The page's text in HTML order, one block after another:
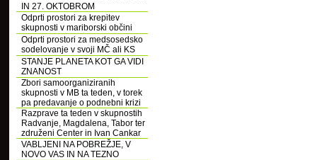
IN 27. OKTOBROM
Odprti prostori za krepitev
skupnosti v mariborski občini
Odprti prostori za medsosedsko
sodelovanje v svoji MČ ali KS
STANJE PLANETA KOT GA VIDI
ZNANOST
Zbori samoorganiziranih
skupnosti v MB ta teden, v torek
pa predavanje o podnebni krizi
Razprave ta teden v skupnostih
Radvanje, Magdalena, Tabor ter
združeni Center in Ivan Cankar
VABLJENI NA POBREŽJE, V
NOVO VAS IN NA TEZNO